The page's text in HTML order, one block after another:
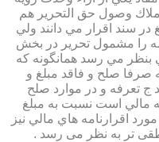
وصول حق التحرير هم
سند اقرار مي دانند ولي
را مشمول تحرير در بخش
بنظر مي رسد همانگونه كه
صرفا صلح و فاقد مبلغ و
ج تعرفه و در موارد صلح
مالي است نسبت به مبلغ
اقرارنامه هاي مالي نيز
تر به نظر می رسد .